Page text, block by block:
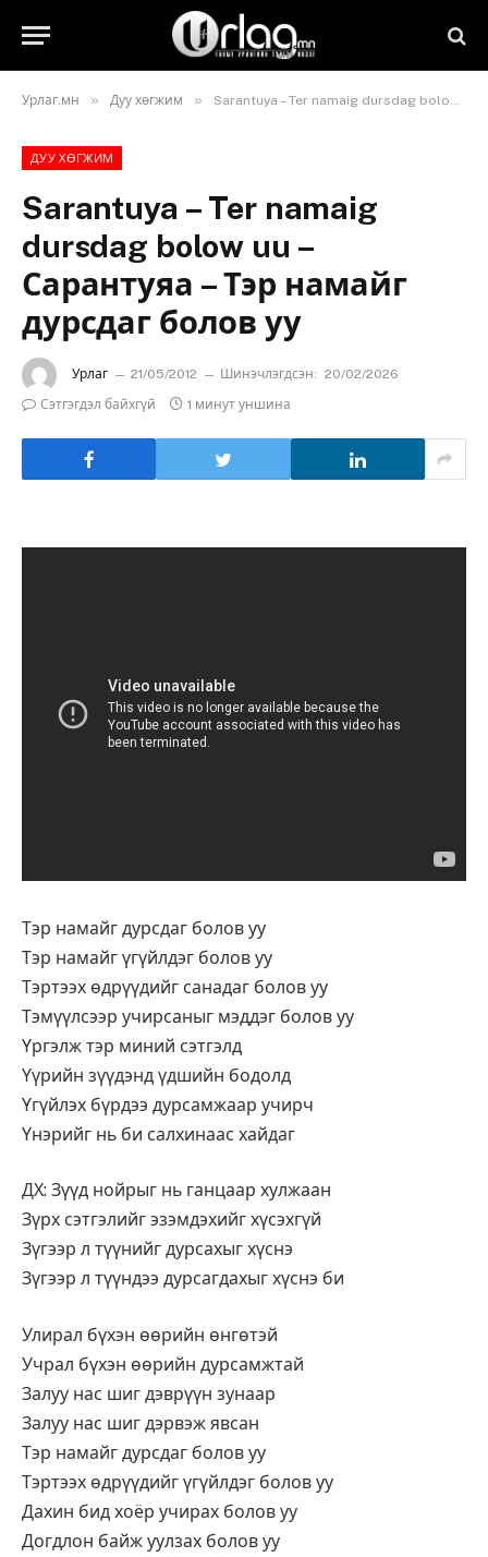
Урлаг.мн » Дуу хөгжим » Sarantuya – Ter namaig dursdag bolow uu – Сарантуяа – Тэр намайг дурсдаг болов уу
ДУУ ХӨГЖИМ
Sarantuya – Ter namaig
dursdag bolow uu –
Сарантуяа – Тэр намайг
дурсдаг болов уу
Урлаг 21/05/2012 Шинэчлэгдсэн: 20/02/2026
Сэтгэгдэл байхгүй
1 минут уншина
Тэр намайг дурсдаг болов уу
Тэр намайг үгүйлдэг болов уу
Тэртээх өдрүүдийг санадаг болов уу
Тэмүүлсээр учирсаныг мэддэг болов уу
Үргэлж тэр миний сэтгэлд
Үүрийн зүүдэнд үдшийн бодолд
Үгүйлэх бүрдээ дурсамжаар учирч
Үнэрийг нь би салхинаас хайдаг
ДХ: Зүүд нойрыг нь ганцаар хулжаан
Зүрх сэтгэлийг эзэмдэхийг хүсэхгүй
Зүгээр л түүнийг дурсахыг хүснэ
Зүгээр л түүндээ дурсагдахыг хүснэ би
Улирал бүхэн өөрийн өнгөтэй
Учрал бүхэн өөрийн дурсамжтай
Залуу нас шиг дэврүүн зунаар
Залуу нас шиг дэрвэж явсан
Тэр намайг дурсдаг болов уу
Тэртээх өдрүүдийг үгүйлдэг болов уу
Дахин бид хоёр учирах болов уу
Догдлон байж уулзах болов уу